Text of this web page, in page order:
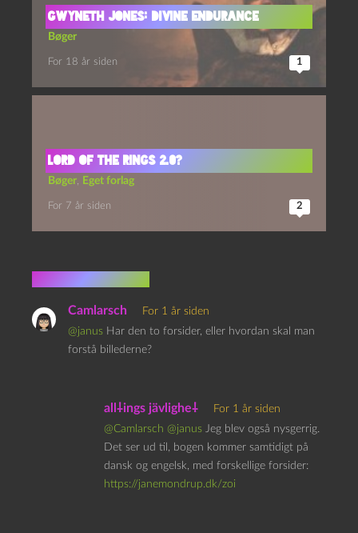
Gwyneth Jones: Divine Endurance
Bøger
For 18 år siden 1
LORD OF THE RINGS 2.0?
Bøger, Eget forlag
For 7 år siden 2
Camlarsch
For 1 år siden
@janus Har den to forsider, eller hvordan skal man
forstå billederne?
all⸸ings jävlighe⸸
For 1 år siden
@Camlarsch @janus Jeg blev også nysgerrig.
Det ser ud til, bogen kommer samtidigt på
dansk og engelsk, med forskellige forsider:
https://janemondrup.dk/zoi